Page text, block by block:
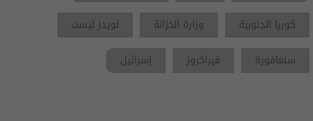
كوريا الجنوبية
وزارة الخزانة
لويدز ليست
سنغافورة
فيراكروز إسرائيل